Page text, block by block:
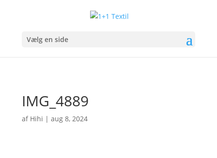
Vælg en side
IMG_4889
af Hihi | aug 8, 2024